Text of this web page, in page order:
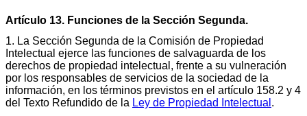
Artículo 13. Funciones de la Sección Segunda.
1. La Sección Segunda de la Comisión de Propiedad
Intelectual ejerce las funciones de salvaguarda de los
derechos de propiedad intelectual, frente a su vulneración
por los responsables de servicios de la sociedad de la
información, en los términos previstos en el artículo 158.2 y 4
del Texto Refundido de la Ley de Propiedad Intelectual .